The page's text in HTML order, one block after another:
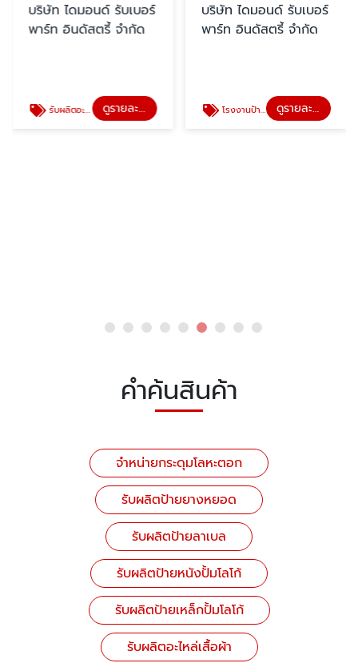
มอนด์ รับเบอร์
ดัสตรี้ จำกัด
ดูรายละเอียด
บริษัท ไดมอนด์ รับเบอร์
พาร์ท อินดัสตรี้ จำกัด
โรงงานป้ายแบรนด์เสื้อผ้า ดูรายละเอียด
บริษัท ไ
พาร์ท อิ
ตัดเลเซอร์พลาสติก
คำค้นสินค้า
จำหน่ายกระดุมโลหะตอก
รับผลิตป้ายยางหยอด
รับผลิตป้ายลาเบล
รับผลิตป้ายหนังปั้มโลโก้
รับผลิตป้ายเหล็กปั้มโลโก้
รับผลิตอะไหล่เสื้อผ้า